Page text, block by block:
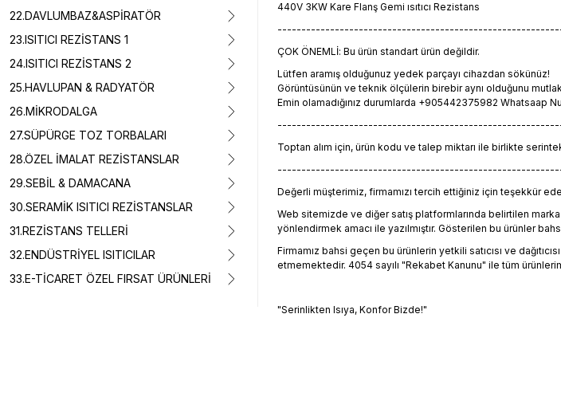
22.DAVLUMBAZ&ASPİRATÖR
23.ISITICI REZİSTANS 1
24.ISITICI REZİSTANS 2
25.HAVLUPAN & RADYATÖR
26.MİKRODALGA
27.SÜPÜRGE TOZ TORBALARI
28.ÖZEL İMALAT REZİSTANSLAR
29.SEBİL & DAMACANA
30.SERAMİK ISITICI REZİSTANSLAR
31.REZİSTANS TELLERİ
32.ENDÜSTRİYEL ISITICILAR
33.E-TİCARET ÖZEL FIRSAT ÜRÜNLERİ
440V 3KW Kare Flanş Gemi ısıtıcı Rezistans
ÇOK ÖNEMLİ: Bu ürün standart ürün değildir.
Lütfen aramış olduğunuz yedek parçayı cihazdan sökünüz!
Görüntüsünün ve teknik ölçülerin birebir aynı olduğunu mutlaka
Emin olamadığınız durumlarda +905442375982 Whatsaap
Toptan alım için, ürün kodu ve talep miktarı ile birlikte
Değerli müşterimiz, firmamızı tercih ettiğiniz için teşekkür
Web sitemizde ve diğer satış platformlarında belirtilen
yönlendirmek amacı ile yazılmıştır. Gösterilen bu ürünler
Firmamız bahsi geçen bu ürünlerin yetkili satıcısı ve
etmemektedir. 4054 sayılı "Rekabet Kanunu" ile tüm
"Serinlikten Isıya, Konfor Bizde!"